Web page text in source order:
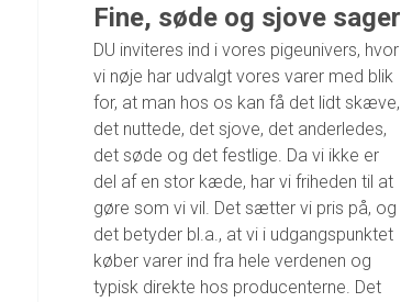
Fine, søde og sjove sager
DU inviteres ind i vores pigeunivers, hvor
vi nøje har udvalgt vores varer med blik
for, at man hos os kan få det lidt skæve,
det nuttede, det sjove, det anderledes,
det søde og det festlige. Da vi ikke er
del af en stor kæde, har vi friheden til at
gøre som vi vil. Det sætter vi pris på, og
det betyder bl.a., at vi i udgangspunktet
køber varer ind fra hele verdenen og
typisk direkte hos producenterne. Det